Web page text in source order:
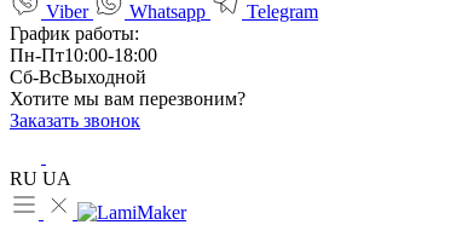
Viber
Whatsapp
Telegram
График работы:
Пн-Пт10:00-18:00
Сб-ВсВыходной
Хотите мы вам перезвоним?
Заказать звонок
RU UA